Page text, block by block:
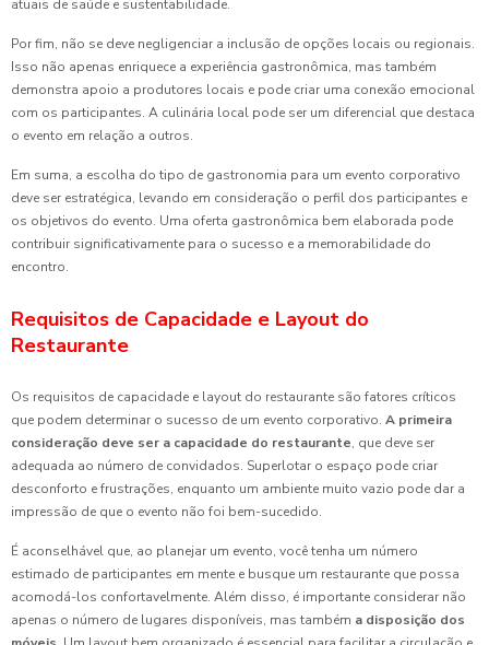
atuais de saúde e sustentabilidade.
Por fim, não se deve negligenciar a inclusão de opções locais ou regionais.
Isso não apenas enriquece a experiência gastronômica, mas também
demonstra apoio a produtores locais e pode criar uma conexão emocional
com os participantes. A culinária local pode ser um diferencial que destaca
o evento em relação a outros.
Em suma, a escolha do tipo de gastronomia para um evento corporativo
deve ser estratégica, levando em consideração o perfil dos participantes e
os objetivos do evento. Uma oferta gastronômica bem elaborada pode
contribuir significativamente para o sucesso e a memorabilidade do
encontro.
Requisitos de Capacidade e Layout do
Restaurante
Os requisitos de capacidade e layout do restaurante são fatores críticos
que podem determinar o sucesso de um evento corporativo. A primeira
consideração deve ser a capacidade do restaurante, que deve ser
adequada ao número de convidados. Superlotar o espaço pode criar
desconforto e frustrações, enquanto um ambiente muito vazio pode dar a
impressão de que o evento não foi bem-sucedido.
É aconselhável que, ao planejar um evento, você tenha um número
estimado de participantes em mente e busque um restaurante que possa
acomodá-los confortavelmente. Além disso, é importante considerar não
apenas o número de lugares disponíveis, mas também a disposição dos